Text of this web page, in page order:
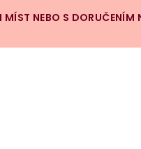
NEBO S DORUČENÍM